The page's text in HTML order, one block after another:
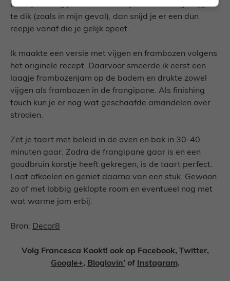
heerlijke frangipane. Is het kontje van sommige vijgen
te dik (zoals in mijn geval), dan snijd je er een dun
reepje vanaf die je gelijk opeet.
Ik maakte een versie met vijgen en frambozen volgens
het originele recept. Daarvoor smeerde ik eerst een
laagje frambozenjam op de bodem en drukte zowel
vijgen als frambozen in de frangipane. Als finishing
touch kun je er nog wat geschaafde amandelen over
strooien.
Zet je taart met beleid in de oven en bak in 30-40
minuten gaar. Zodra de frangipane gaar is en een
goudbruin korstje heeft gekregen, is de taart perfect.
Laat afkoelen en geniet daarna van een stuk. Gewoon
zo of met lobbig geklopte room en eventueel nog met
wat warme jam erbij.
Bron: Decor8
Volg Francesca Kookt! ook op Facebook, Twitter,
Google+, Bloglovin’ of Instagram.